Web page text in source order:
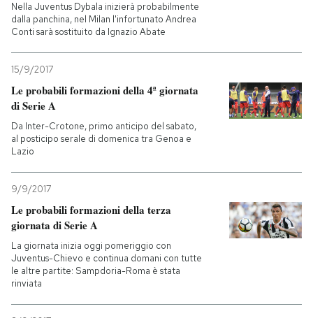
Nella Juventus Dybala inizierà probabilmente
dalla panchina, nel Milan l'infortunato Andrea
Conti sarà sostituito da Ignazio Abate
15/9/2017
Le probabili formazioni della 4ª giornata
di Serie A
Da Inter-Crotone, primo anticipo del sabato,
al posticipo serale di domenica tra Genoa e
Lazio
9/9/2017
Le probabili formazioni della terza
giornata di Serie A
La giornata inizia oggi pomeriggio con
Juventus-Chievo e continua domani con tutte
le altre partite: Sampdoria-Roma è stata
rinviata